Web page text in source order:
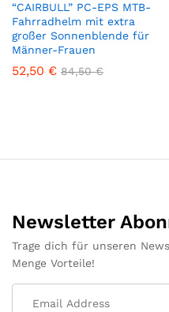
“CAIRBULL” PC-EPS MTB-
Fahrradhelm mit extra
großer Sonnenblende für
Männer-Frauen
52,50 € 84,50€
Newsletter
Trage dich für unseren
Menge Vorteile!